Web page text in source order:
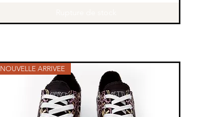
NOUVELLE ARRIVEE